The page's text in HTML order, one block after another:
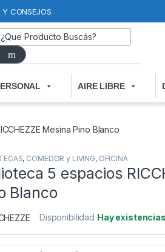
Y CONSEJOS
AIRE LIBRE
Mesina Pino Blanco
, COMEDOR y LIVING, OFICINA
5 espacios
Blanco
Disponibilidad Hay existencias